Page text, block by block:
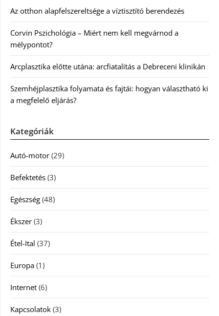
Az otthon alapfelszereltsége a víztisztító berendezés
Corvin Pszichológia – Miért nem kell megvárnod a
mélypontot?
Arcplasztika előtte utána: arcfiatalítás a Debreceni klinikán
Szemhéjplasztika folyamata és fajtái: hogyan választható ki
a megfelelő eljárás?
Kategóriák
Autó-motor (29)
Befektetés (3)
Egészség (48)
Ékszer (3)
Étel-Ital (37)
Europa (1)
Internet (6)
Kapcsolatok (3)